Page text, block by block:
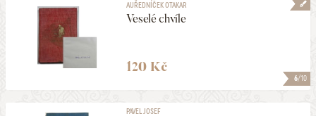
6/10
AUŘEDNÍČEK OTAKAR
Veselé chvíle
120 Kč
PAVEL JOSEF